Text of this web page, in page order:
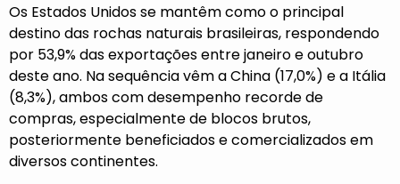
Os Estados Unidos se mantêm como o principal
destino das rochas naturais brasileiras, respondendo
por 53,9% das exportações entre janeiro e outubro
deste ano. Na sequência vêm a China (17,0%) e a Itália
(8,3%), ambos com desempenho recorde de
compras, especialmente de blocos brutos,
posteriormente beneficiados e comercializados em
diversos continentes.